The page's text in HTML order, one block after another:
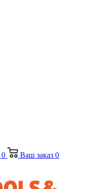
0 Ваш заказ 0